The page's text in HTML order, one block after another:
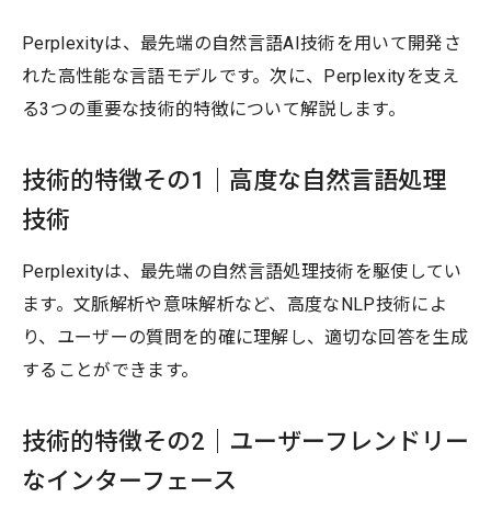
Perplexityは、最先端の自然言語AI技術を用いて開発さ
れた高性能な言語モデルです。次に、Perplexityを支え
る3つの重要な技術的特徴について解説します。
技術的特徴その1｜高度な自然言語処理
技術
Perplexityは、最先端の自然言語処理技術を駆使してい
ます。文脈解析や意味解析など、高度なNLP技術によ
り、ユーザーの質問を的確に理解し、適切な回答を生成
することができます。
技術的特徴その2｜ユーザーフレンドリー
なインターフェース